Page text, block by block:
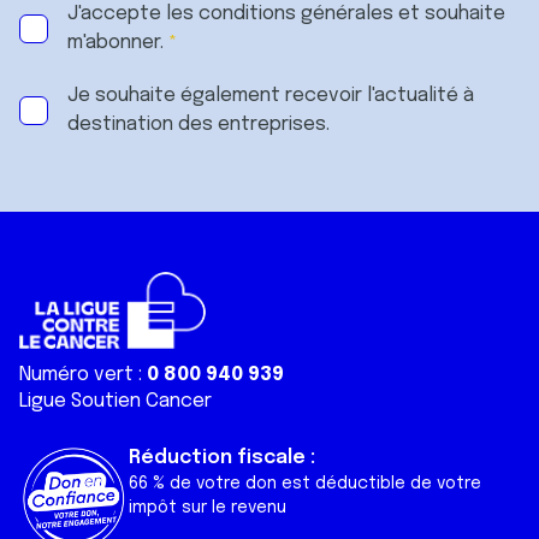
J'accepte les conditions générales et souhaite
m'abonner.
Je souhaite également recevoir l'actualité à
destination des entreprises.
Numéro vert : 0 800 940 939
Ligue Soutien Cancer
Réduction fiscale :
66 % de votre don est déductible de votre
impôt sur le revenu